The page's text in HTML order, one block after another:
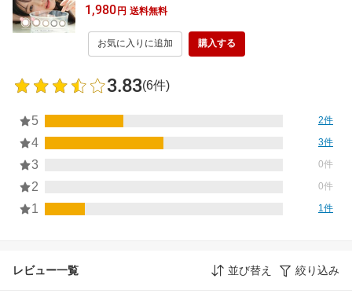
ット 低含水 カラー コンタクト
1,980円 送料無料
お気に入りに追加 購入する
3.83(6件)
5 2件
4 3件
3 0件
2 0件
1 1件
レビュー一覧 並び替え 絞り込み